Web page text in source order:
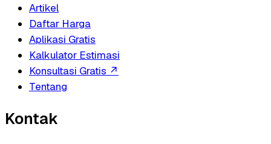
Artikel
Daftar Harga
Aplikasi Gratis
Kalkulator Estimasi
Konsultasi Gratis ↗
Tentang
Kontak